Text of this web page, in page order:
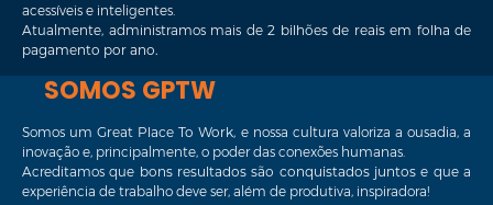
acessíveis e inteligentes.
Atualmente, administramos mais de 2 bilhões de reais em folha de
pagamento por ano.
SOMOS GPTW
Somos umGreat Place To Work, e nossa cultura valoriza a ousadia, a
inovação e, principalmente, o poder das conexões humanas.
Acreditamos que bons resultados são conquistados juntos e que a
experiência de trabalho deve ser, além de produtiva, inspiradora!